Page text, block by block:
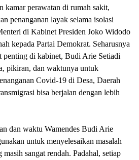
kamar perawatan di rumah sakit,
penanganan layak selama isolasi
di Kabinet Presiden Joko Widodo
kepada Partai Demokrat. Seharusnya
penting di kabinet, Budi Arie Setiadi
pikiran, dan waktunya untuk
Covid-19 di Desa, Daerah
bisa berjalan dengan lebih
dan waktu Wamendes Budi Arie
untuk menyelesaikan masalah
masih sangat rendah. Padahal, setiap